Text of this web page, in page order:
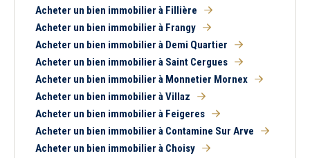
Acheter un bien immobilier à Fillière
Acheter un bien immobilier à Frangy
Acheter un bien immobilier à Demi Quartier
Acheter un bien immobilier à Saint Cergues
Acheter un bien immobilier à Monnetier Mornex
Acheter un bien immobilier à Villaz
Acheter un bien immobilier à Feigeres
Acheter un bien immobilier à Contamine Sur Arve
Acheter un bien immobilier à Choisy